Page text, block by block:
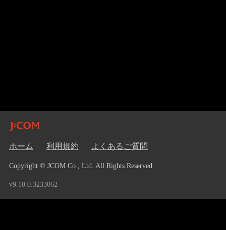
ホーム 利用規約 よくあるご質問
Copyright © JCOM Co., Ltd. All Rights Reserved.
v9.10.0.3233062